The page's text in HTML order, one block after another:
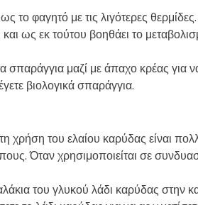
το φαγητό με τις λιγότερες
ως εκ τούτου βοηθάει το
σπαράγγια μαζί με άπαχο κρέας για
βιολογικά σπαράγγια.
χρήση του ελαίου καρύδας είναι
Όταν χρησιμοποιείται σε
του γλυκού λάδι καρύδας στην